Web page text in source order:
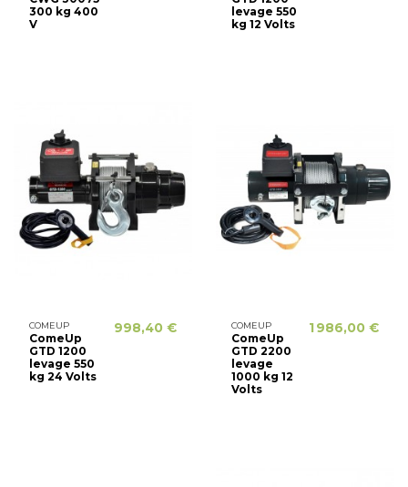
300 kg 400
V
levage 550
kg 12 Volts
COMEUP
ComeUp
GTD 1200
levage 550
kg 24 Volts
998,40 € COMEUP
ComeUp
GTD 2200
levage
1000 kg 12
Volts
1 986,00 €